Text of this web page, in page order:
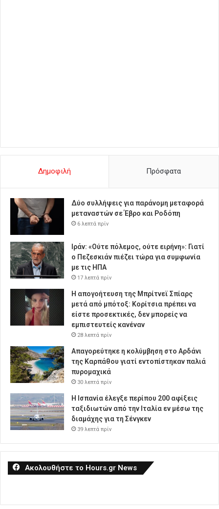
Δημοφιλή Πρόσφατα
Δύο συλλήψεις για παράνομη μεταφορά
μεταναστών σε Έβρο και Ροδόπη
6 λεπτά πρίν
Ιράν: «Ούτε πόλεμος, ούτε ειρήνη»: Γιατί
ο Πεζεσκιάν πιέζει τώρα για συμφωνία
με τις ΗΠΑ
17 λεπτά πρίν
Η απογοήτευση της Μπρίτνεϊ Σπίαρς
μετά από μπότοξ: Κορίτσια πρέπει να
είστε προσεκτικές, δεν μπορείς να
εμπιστευτείς κανέναν
28 λεπτά πρίν
Απαγορεύτηκε η κολύμβηση στο Αρδάνι
της Καρπάθου γιατί εντοπίστηκαν παλιά
πυρομαχικά
30 λεπτά πρίν
Η Ισπανία έλεγξε περίπου 200 αφίξεις
ταξιδιωτών από την Ιταλία εν μέσω της
διαμάχης για τη Σένγκεν
39 λεπτά πρίν
Ακολουθήστε το Hours.gr News